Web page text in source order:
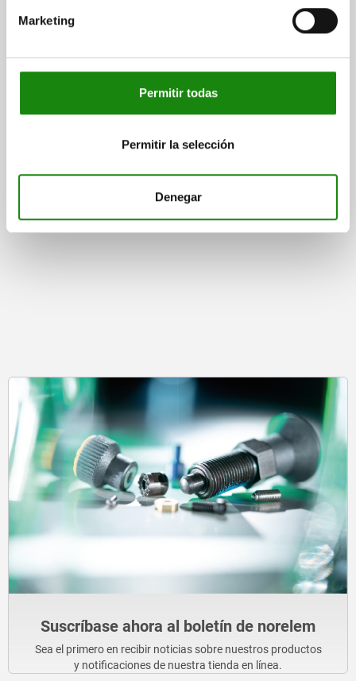
Marketing
Permitir todas
Permitir la selección
Denegar
Topes excéntricos
más IVA.
Suscríbase ahora al boletín de norelem
Sea el primero en recibir noticias sobre nuestros productos
y notificaciones de nuestra tienda en línea.